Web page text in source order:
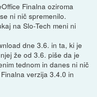
Finalna oziroma
ni nič spremenilo.
na Slo-Tech meni ni
dne 3.6. in ta, ki je
že od 3.6. piše da je
tednom in danes ni nič
verzija 3.4.0 in